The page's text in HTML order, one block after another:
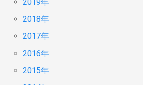
2018年
2017年
2016年
2015年